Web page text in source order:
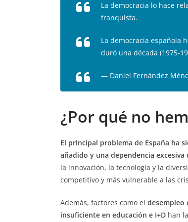
La democracia lo hace
franquista.
La democracia española
duró una década (1975-
— Daniel Fernández
¿Por qué no
El principal problema de España ha
añadido y una dependencia
la innovación, la tecnología y la
competitivo y más vulnerable a las
Además, factores como el desempleo
insuficiente en educación e I+D han